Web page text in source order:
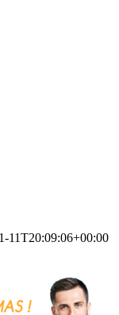
11T20:09:06+00:00